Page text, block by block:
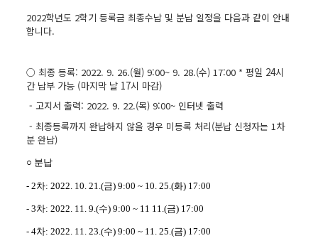
2022학년도 2학기 등록금 최종수납 및 분납 일정을 다음과 같이 안내
합니다.
○ 최종 등록: 2022. 9. 26.(월) 9:00~ 9. 28.(수) 17:00 * 평일 24시
간 납부 가능 (마지막 날 17시 마감)
- 고지서 출력: 2022. 9. 22.(목) 9:00~ 인터넷 출력
- 최종등록까지 완납하지 않을 경우 미등록 처리(분납 신청자는 1차
분 완납)
○ 분납
- 2차: 2022. 10. 21.(금) 9:00 ~ 10. 25.(화) 17:00
- 3차: 2022. 11. 9.(수) 9:00 ~ 11 11.(금) 17:00
- 4차: 2022. 11. 23.(수) 9:00 ~ 11. 25.(금) 17:00